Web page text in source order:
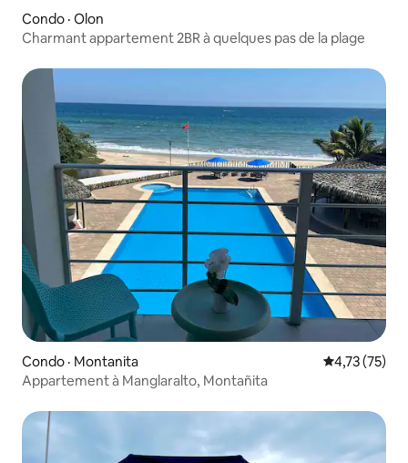
Condo · Olon
Charmant appartement 2BR à quelques pas de la plage
Condo · Montanita Note
4,73 (75)
Appartement à Manglaralto, Montañita